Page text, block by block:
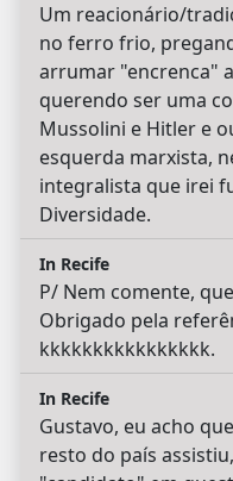
Um reacionário/
no ferro frio,
arrumar "encrenca"
querendo ser uma
Mussolini e Hitler e
esquerda marxista,
integralista que irei
Diversidade.
In Recife
P/ Nem comente,
Obrigado pela
kkkkkkkkkkkkkkkk.
In Recife
Gustavo, eu acho
resto do país